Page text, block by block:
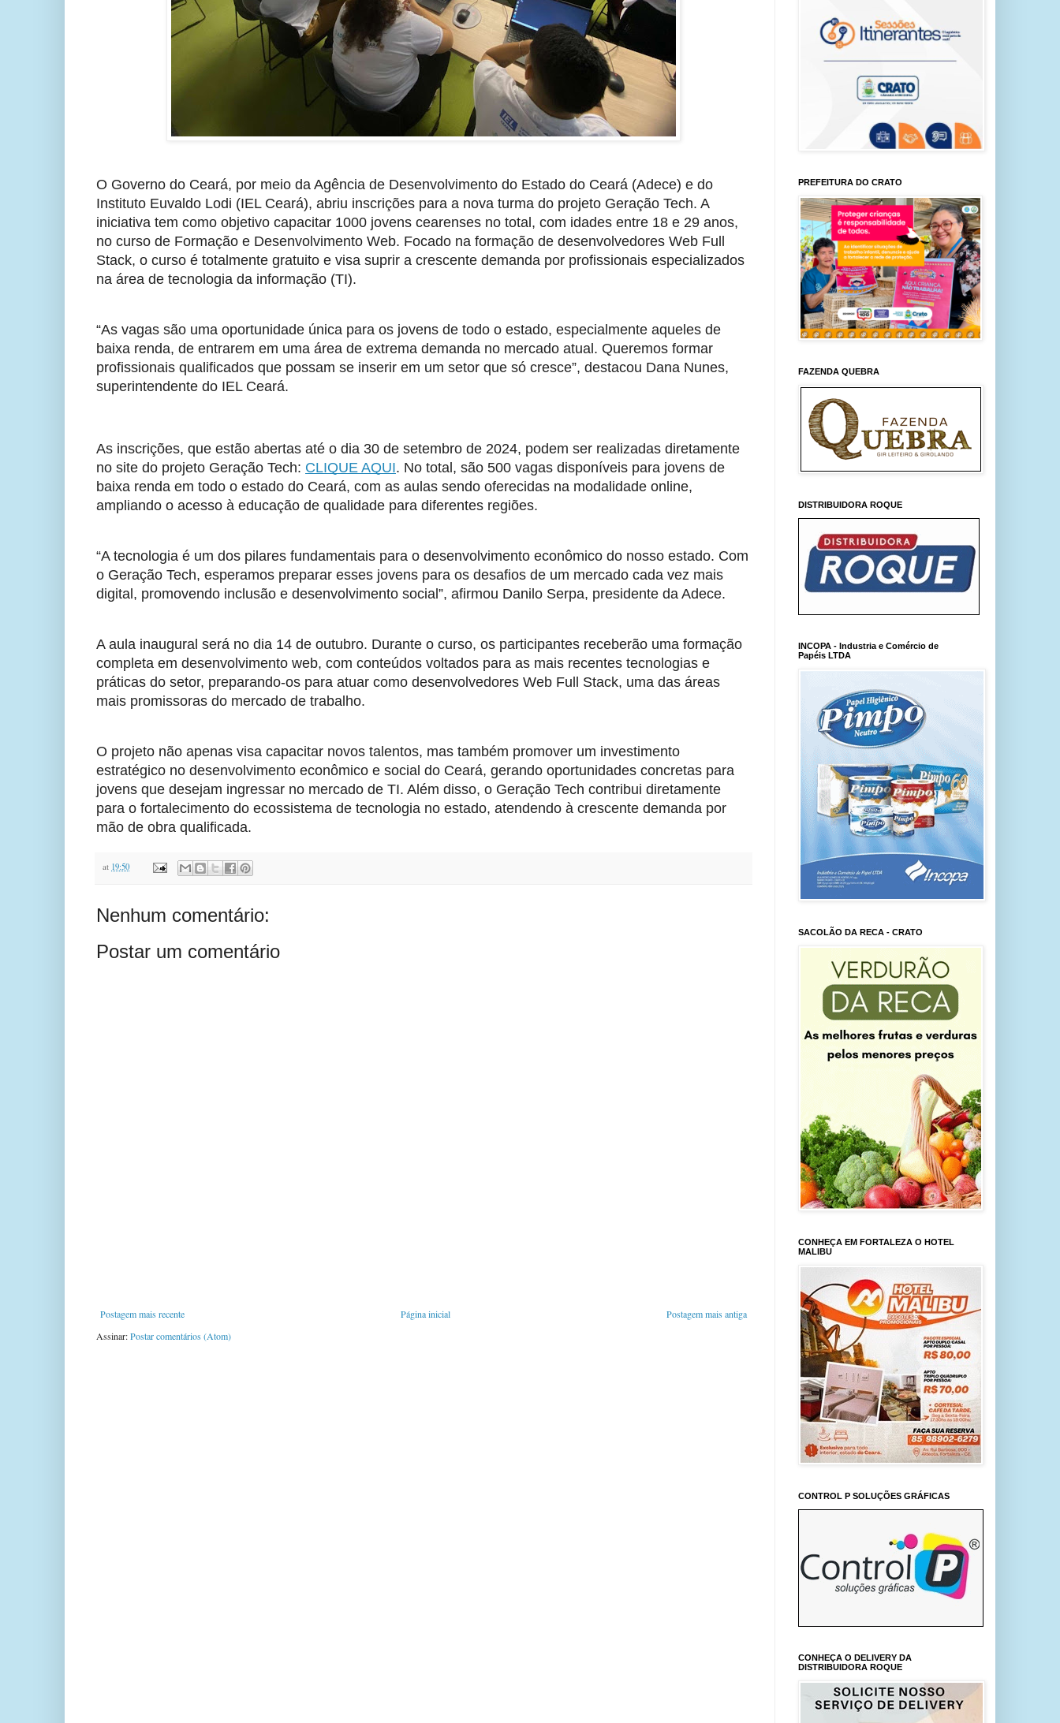
O Governo do Ceará, por meio da Agência de Desenvolvimento do Estado do Ceará (Adece) e do
Instituto Euvaldo Lodi (IEL Ceará), abriu inscrições para a nova turma do projeto Geração Tech. A
iniciativa tem como objetivo capacitar 1000 jovens cearenses no total, com idades entre 18 e 29 anos,
no curso de Formação e Desenvolvimento Web. Focado na formação de desenvolvedores Web Full
Stack, o curso é totalmente gratuito e visa suprir a crescente demanda por profissionais especializados
na área de tecnologia da informação (TI).
“As vagas são uma oportunidade única para os jovens de todo o estado, especialmente aqueles de
baixa renda, de entrarem em uma área de extrema demanda no mercado atual. Queremos formar
profissionais qualificados que possam se inserir em um setor que só cresce”, destacou Dana Nunes,
superintendente do IEL Ceará.
As inscrições, que estão abertas até o dia 30 de setembro de 2024, podem ser realizadas diretamente
no site do projeto Geração Tech: CLIQUE AQUI. No total, são 500 vagas disponíveis para jovens de
baixa renda em todo o estado do Ceará, com as aulas sendo oferecidas na modalidade online,
ampliando o acesso à educação de qualidade para diferentes regiões.
“A tecnologia é um dos pilares fundamentais para o desenvolvimento econômico do nosso estado. Com
o Geração Tech, esperamos preparar esses jovens para os desafios de um mercado cada vez mais
digital, promovendo inclusão e desenvolvimento social”, afirmou Danilo Serpa, presidente da Adece.
A aula inaugural será no dia 14 de outubro. Durante o curso, os participantes receberão uma formação
completa em desenvolvimento web, com conteúdos voltados para as mais recentes tecnologias e
práticas do setor, preparando-os para atuar como desenvolvedores Web Full Stack, uma das áreas
mais promissoras do mercado de trabalho.
O projeto não apenas visa capacitar novos talentos, mas também promover um investimento
estratégico no desenvolvimento econômico e social do Ceará, gerando oportunidades concretas para
jovens que desejam ingressar no mercado de TI. Além disso, o Geração Tech contribui diretamente
para o fortalecimento do ecossistema de tecnologia no estado, atendendo à crescente demanda por
mão de obra qualificada.
at 19:50
Nenhum comentário:
Postar um comentário
Postagem mais recente Postagem mais antiga
Página inicial
Assinar:Postar comentários (Atom)
PREFEITURA DO CRATO
FAZENDA QUEBRA
DISTRIBUIDORA ROQUE
INCOPA - Industria e Comércio de
Papéis LTDA
SACOLÃO DA RECA - CRATO
CONHEÇA EM FORTALEZA O HOTEL
MALIBU
CONTROL P SOLUÇÕES GRÁFICAS
CONHEÇA O DELIVERY DA
DISTRIBUIDORA ROQUE